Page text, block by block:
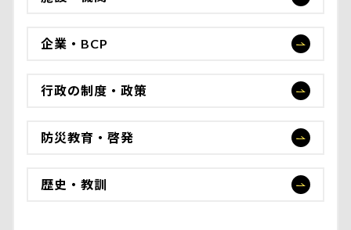
企業・BCP
行政の制度・政策
防災教育・啓発
歴史・教訓